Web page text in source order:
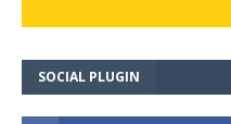
SOCIAL PLUGIN